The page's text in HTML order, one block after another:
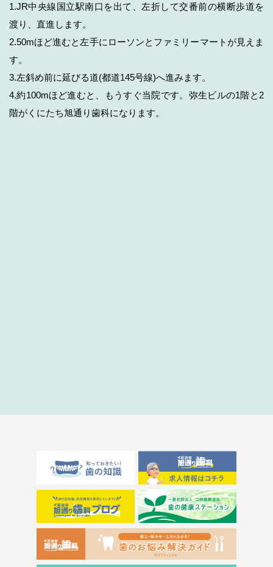
1.JR中央線国立駅南口を出て、左折して交番前の横断歩道を
渡り、直進します。
2.50mほど進むと左手にローソンとファミリーマートが見えま
す。
3.左斜め前に延びる道(都道145号線)へ進みます。
4.約100mほど進むと、もうすぐ当院です。弥生ビルの1階と2
階がくにたち旭通り歯科になります。